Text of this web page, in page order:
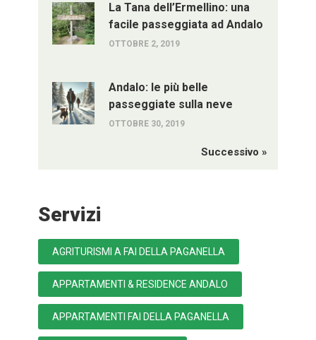
La Tana dell’Ermellino: una
facile passeggiata ad Andalo
OTTOBRE 2, 2019
Andalo: le più belle
passeggiate sulla neve
OTTOBRE 30, 2019
Successivo »
Servizi
AGRITURISMI A FAI DELLA PAGANELLA
APPARTAMENTI & RESIDENCE ANDALO
APPARTAMENTI FAI DELLA PAGANELLA